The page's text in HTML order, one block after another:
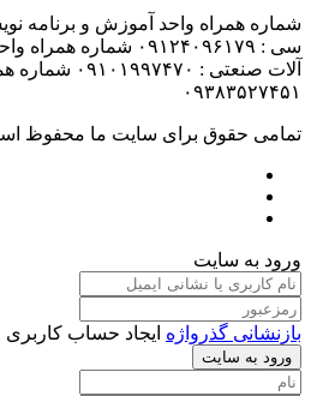
شماره همراه واحد آموزش و برنامه
سی : ۰۹۱۲۴۰۹۶۱۷۹
آلات صنعتی :
۰۹۳۸۳۵۲۷۴۵۱
تمامی حقوق برای سایت ما محفوظ
ورود به سایت
بازنشانی گذرواژه ایجاد حساب کاربری
ورود به سایت